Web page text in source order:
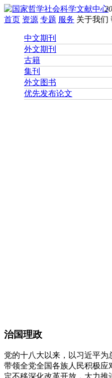
首页 资源 专题 服务 关于我们
中文期刊
外文期刊
古籍
集刊
外文图书
优先发布论文
治国理政
党的十八大以来，以习近平为
带领全党全国各族人民积极